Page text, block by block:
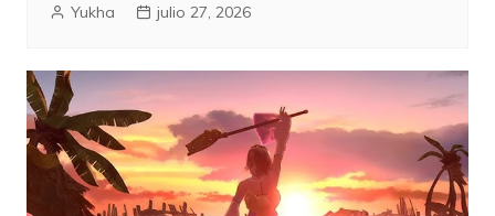
Yukha julio 27, 2026